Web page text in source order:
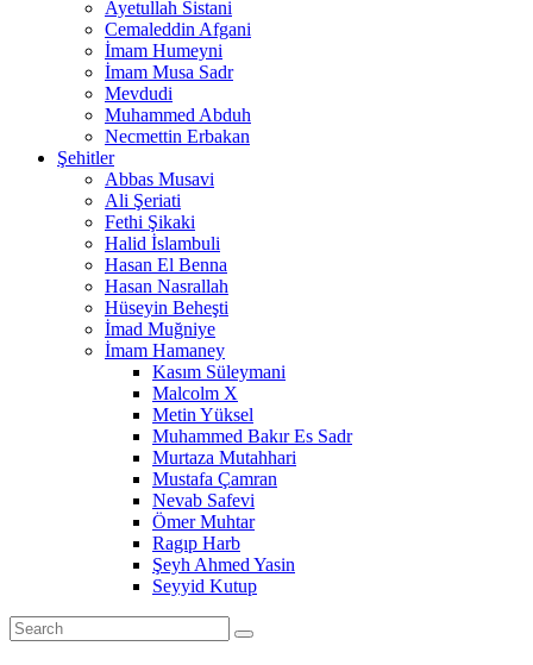
Ayetullah Sistani
Cemaleddin Afgani
İmam Humeyni
İmam Musa Sadr
Mevdudi
Muhammed Abduh
Necmettin Erbakan
Şehitler
Abbas Musavi
Ali Şeriati
Fethi Şikaki
Halid İslambuli
Hasan El Benna
Hasan Nasrallah
Hüseyin Beheşti
İmad Muğniye
İmam Hamaney
Kasım Süleymani
Malcolm X
Metin Yüksel
Muhammed Bakır Es Sadr
Murtaza Mutahhari
Mustafa Çamran
Nevab Safevi
Ömer Muhtar
Ragıp Harb
Şeyh Ahmed Yasin
Seyyid Kutup